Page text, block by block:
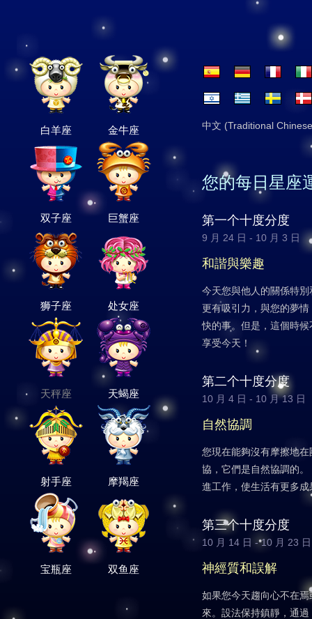
白羊座 金牛座
双子座 巨蟹座
狮子座 处女座
天秤座 天蝎座
射手座 摩羯座
宝瓶座 双鱼座
中文 (Traditional
您的每日星座
第一个十度分度
9 月 24 日 - 10 月 3 日
和諧與樂趣
今天您與他人的關係特
更有吸引力，與您的夢
快的事。但是，這個時
享受今天！
第二个十度分度
10 月 4 日 - 10 月 13 日
自然協調
您現在能夠沒有摩擦地
協，它們是自然協調的
進工作，使生活有更多成
第三个十度分度
10 月 14 日 - 10 月 23 日
神經質和誤解
如果您今天趨向心不在
來。設法保持鎮靜，通